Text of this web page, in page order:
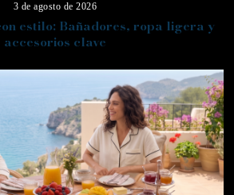
3 de agosto de 2026
estilo: Bañadores, ropa ligera y
accesorios clave